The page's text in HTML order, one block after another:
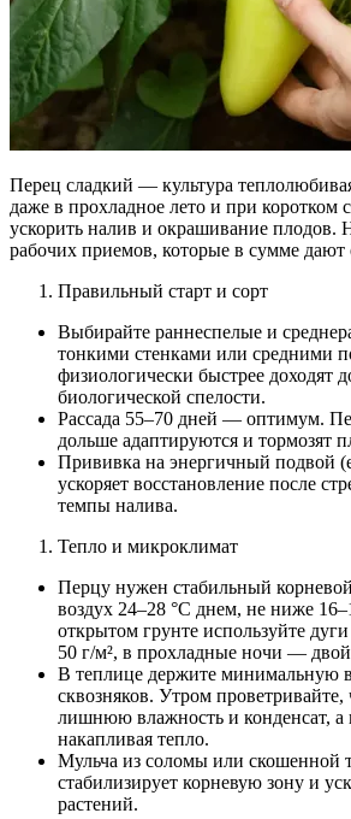
Перец сладкий — культура
даже в прохладное лето и при коротком
ускорить налив и окрашивание
рабочих приемов, которые в сумме дают
Правильный старт и сорт
Выбирайте раннеспелые и
тонкими стенками или средними
физиологически быстрее доходят
биологической спелости.
Рассада 55–70 дней — оптимум.
дольше адаптируются и тормозят
Прививка на энергичный подвой
ускоряет восстановление после
темпы наливa.
Тепло и микроклимат
Перцу нужен стабильный
воздух 24–28 °C днем, не ниже
открытом грунте используйте
50 г/м², в прохладные ночи —
В теплице держите минимальную
сквозняков. Утром проветривайте,
лишнюю влажность и конденсат, а
накапливая тепло.
Мульча из соломы или скошенной
стабилизирует корневую зону и
растений.